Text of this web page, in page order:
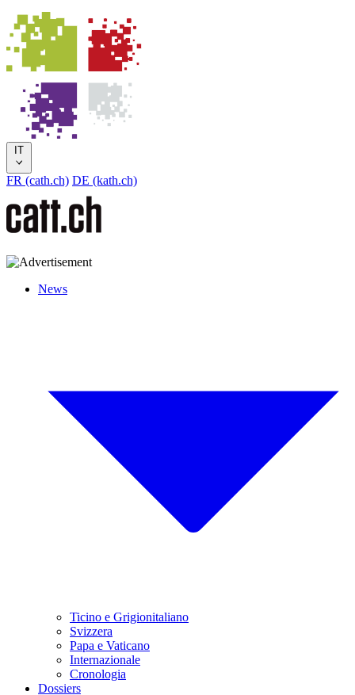
IT
FR (cath.ch) DE (kath.ch)
News
Ticino e Grigionitaliano
Svizzera
Papa e Vaticano
Internazionale
Cronologia
Dossiers